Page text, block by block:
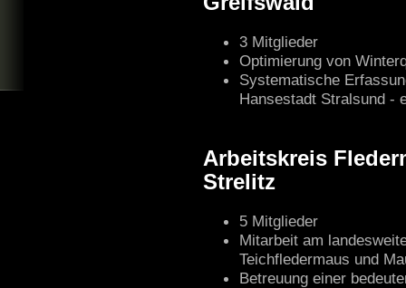
3 Mitglieder
Optimierung von
Systematische
Hansestadt Stralsund -
Arbeitskreis
Strelitz
5 Mitglieder
Mitarbeit am
Teichfledermaus und
Betreuung einer